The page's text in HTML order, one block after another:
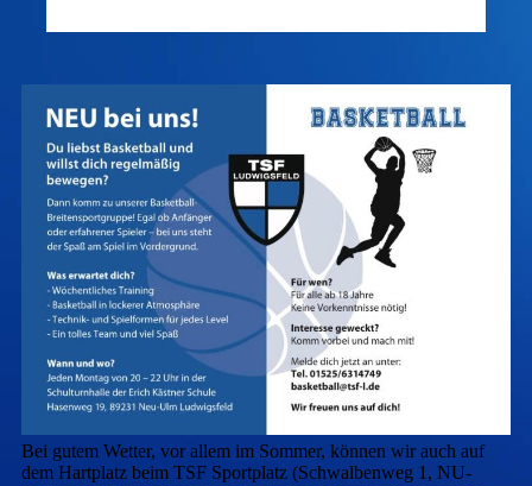
Bei gutem Wetter, vor allem im Sommer, können wir auch auf
dem Hartplatz beim TSF Sportplatz (Schwalbenweg 1, NU-